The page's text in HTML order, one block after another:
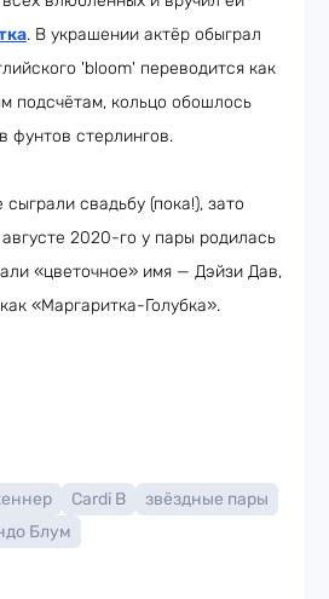
. В украшении актёр обыграл
'bloom' переводится как
подсчётам, кольцо обошлось
фунтов стерлингов.
свадьбу (пока!), зато
2020-го у пары родилась
«цветочное» имя — Дэйзи Дав,
«Маргаритка-Голубка».
Cardi B
звёздные пары
Блум